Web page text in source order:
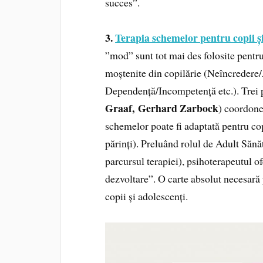
3.Terapia schemelor pentru copii
”mod” sunt tot mai des folosite
moștenite din copilărie
Dependență/Incompetență etc.).
Graaf, Gerhard Zarbock)
schemelor poate fi adaptată pentru
părinți). Preluând rolul de Adult
parcursul terapiei), psihoterapeutul
dezvoltare”. O carte absolut
copii și adolescenți.